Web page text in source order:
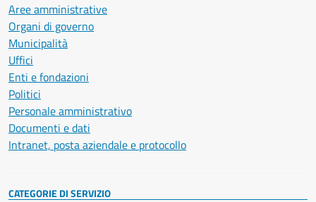
Aree amministrative
Organi di governo
Municipalità
Uffici
Enti e fondazioni
Politici
Personale amministrativo
Documenti e dati
Intranet, posta aziendale e protocollo
CATEGORIE DI SERVIZIO